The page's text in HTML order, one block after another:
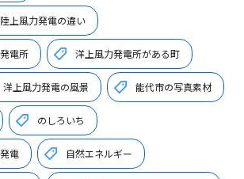
上風力発電の違い
電所 洋上風力発電所がある町
洋上風力発電の風景 能代市の写真素材
のしろいち
電 自然エネルギー